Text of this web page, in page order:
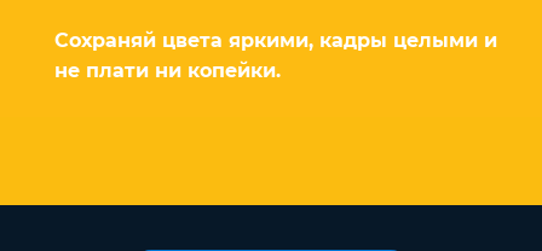
Сохраняй цвета яркими, кадры целыми и
не плати ни копейки.